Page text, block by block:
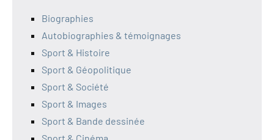
Biographies
Autobiographies & témoignages
Sport & Histoire
Sport & Géopolitique
Sport & Société
Sport & Images
Sport & Bande dessinée